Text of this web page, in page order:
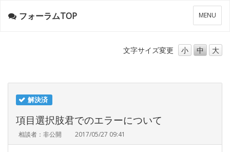
メ
ニ
ー
MENU
フォーラムTOP
文字サイズ変更 小 中 大
解決済
項目選択肢君でのエラーについて
相談者：非公開 2017/05/27 09:41